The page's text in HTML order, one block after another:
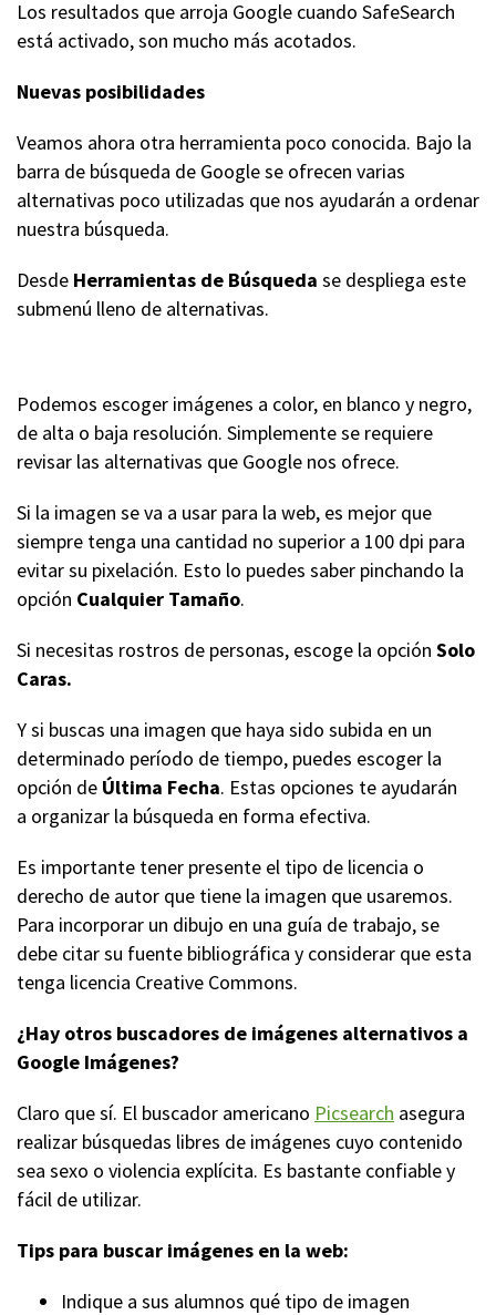
Los resultados que arroja Google cuando SafeSearch
está activado, son mucho más acotados.
Nuevas posibilidades
Veamos ahora otra herramienta poco conocida. Bajo la
barra de búsqueda de Google se ofrecen varias
alternativas poco utilizadas que nos ayudarán a ordenar
nuestra búsqueda.
Desde Herramientas de Búsqueda se despliega este
submenú lleno de alternativas.
Podemos escoger imágenes a color, en blanco y negro,
de alta o baja resolución. Simplemente se requiere
revisar las alternativas que Google nos ofrece.
Si la imagen se va a usar para la web, es mejor que
siempre tenga una cantidad no superior a 100 dpi para
evitar su pixelación. Esto lo puedes saber pinchando la
opción Cualquier Tamaño.
Si necesitas rostros de personas, escoge la opción Solo
Caras.
Y si buscas una imagen que haya sido subida en un
determinado período de tiempo, puedes escoger la
opción de Última Fecha. Estas opciones te ayudarán
a organizar la búsqueda en forma efectiva.
Es importante tener presente el tipo de licencia o
derecho de autor que tiene la imagen que usaremos.
Para incorporar un dibujo en una guía de trabajo, se
debe citar su fuente bibliográfica y considerar que esta
tenga licencia Creative Commons.
¿Hay otros buscadores de imágenes alternativos a
Google Imágenes?
Claro que sí. El buscador americano Picsearch asegura
realizar búsquedas libres de imágenes cuyo contenido
sea sexo o violencia explícita. Es bastante confiable y
fácil de utilizar.
Tips para buscar imágenes en la web:
Indique a sus alumnos qué tipo de imagen